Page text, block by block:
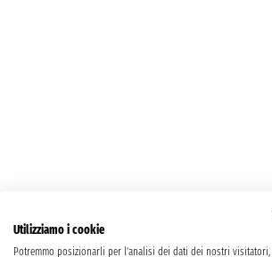
Utilizziamo i cookie
Potremmo posizionarli per l'analisi dei dati dei nostri